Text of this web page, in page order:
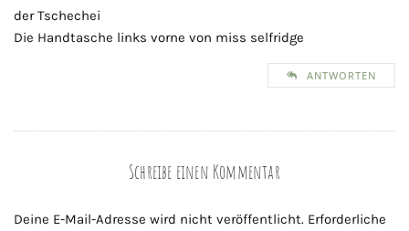
der Tschechei
Die Handtasche links vorne von miss selfridge
ANTWORTEN
Schreibe einen Kommentar
Deine E-Mail-Adresse wird nicht veröffentlicht. Erforderliche